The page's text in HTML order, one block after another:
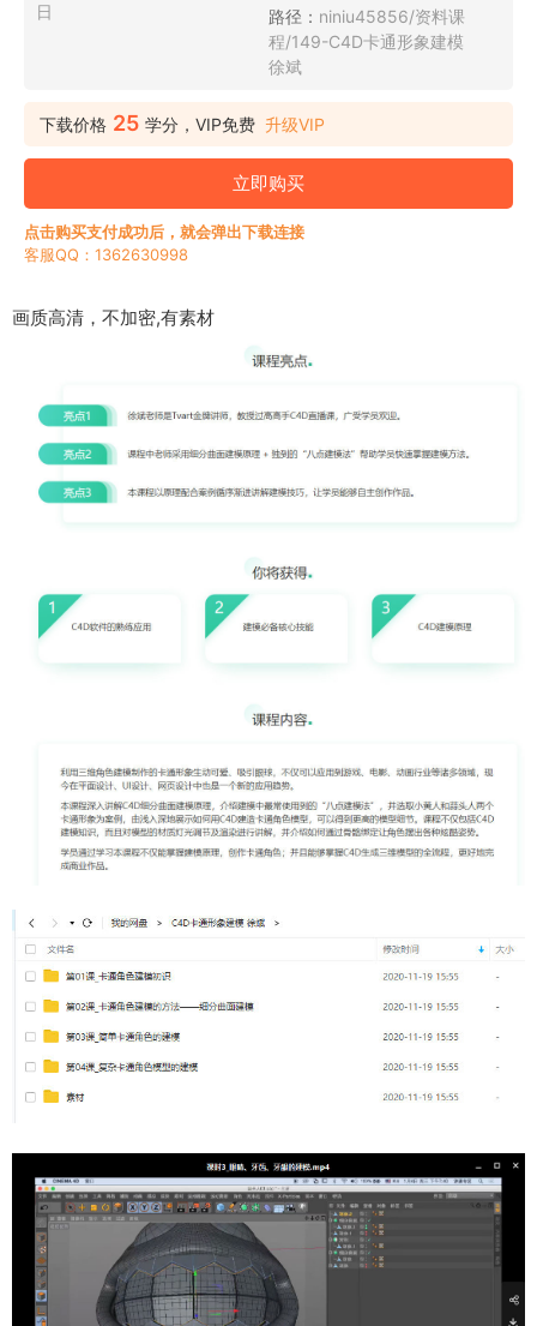
日
路径： niniu45856/资料课
程/149-C4D卡通形象建模
徐斌
下载价格 25 学分，VIP免费 升级VIP
立即购买
点击购买支付成功后，就会弹出下载连接
客服QQ：1362630998
画质高清，不加密,有素材